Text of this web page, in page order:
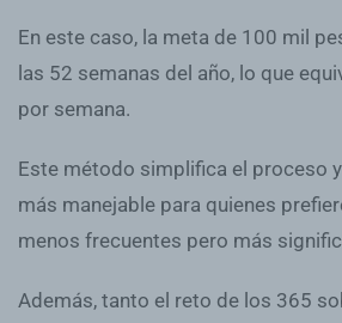
En este caso, la meta de 100 mil
las 52 semanas del año, lo que
por semana.
Este método simplifica el proceso
más manejable para quienes
menos frecuentes pero más
Además, tanto el reto de los 365